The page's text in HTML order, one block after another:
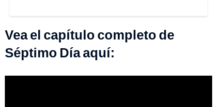
Vea el capítulo completo de
Séptimo Día aquí: